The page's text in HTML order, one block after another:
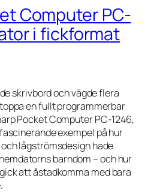
Computer PC-
i fickformat
skrivbord och vägde flera
en fullt programmerbar
Pocket Computer PC-1246,
exempel på hur
lågströmsdesign hade
barndom – och hur
att åstadkomma med bara